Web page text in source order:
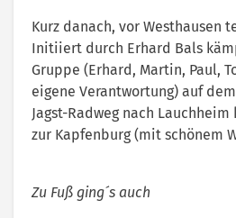
Kurz danach, vor Westhausen
Initiiert durch Erhard Bals
Gruppe (Erhard, Martin, Paul,
eigene Verantwortung) auf
Jagst-Radweg nach
zur Kapfenburg (mit schönem
Zu Fuß ging´s auch